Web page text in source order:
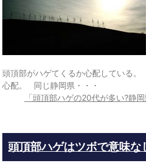
頭頂部がハゲてくるか心配している
心配。 同じ静岡県・・・
「頭頂部ハゲの20代が多い?静
頭頂部ハゲはツボで意味な